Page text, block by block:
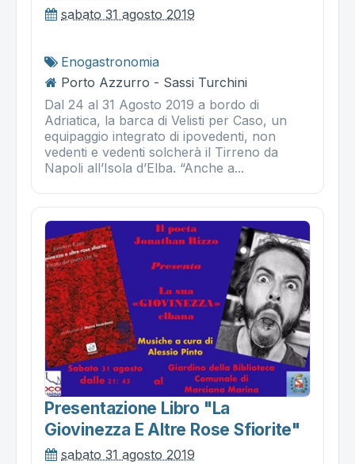
sabato 31 agosto 2019
Enogastronomia
Porto Azzurro - Sassi Turchini
Dal 24 al 31 Agosto 2019 a bordo di
Adriatica, la barca di Velisti per Caso, un
equipaggio integrato di ipovedenti, non
vedenti e vedenti solcherà il Tirreno da
Napoli all’Isola d’Elba. “Anche a...
Presentazione Libro "la
Giovinezza E Altre Rose Sfiorite"
sabato 31 agosto 2019